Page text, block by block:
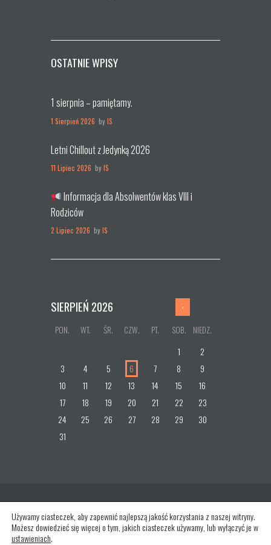
OSTATNIE WPISY
1 sierpnia – pamiętamy.
1 Sierpień 2026 byIS
Letni Chillout z Jedynką 2026
11 Lipiec 2026 byIS
Informacja dla Absolwentów klas VIII i
Rodziców
2 Lipiec 2026 byIS
SIERPIEŃ 2026
PON. WT. ŚR. CZW. PT. SOB. NIEDZ.
1
2
3
4 5 6 7 8
9
10
11 12 13 14 15
16
17
18 19 20 21 22
23
24
25 26 27 28 29
30
31
Używamy ciasteczek, aby zapewnić najlepszą jakość korzystania z naszej witryny.
Możesz dowiedzieć się więcej o tym, jakich ciasteczek używamy, lub wyłączyć je w
ustawieniach.